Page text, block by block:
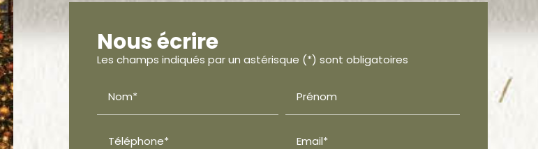
Nous écrire
Les champs indiqués par un astérisque (*) sont obligatoires
Nom* Prénom
Téléphone* Email*